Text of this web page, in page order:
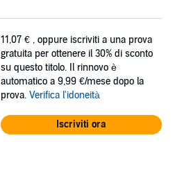
11,07 € , oppure iscriviti a una prova
gratuita per ottenere il 30% di sconto
su questo titolo. Il rinnovo è
automatico a 9,99 €/mese dopo la
prova. Verifica l'idoneità
Iscriviti ora